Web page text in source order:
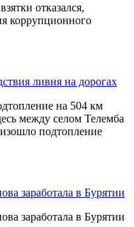
отказался,
коррупционного
ливня на дорогах
на 504 км
между селом Телемба
подтопление
заработала в Бурятии
заработала в Бурятии